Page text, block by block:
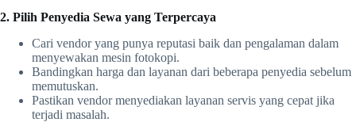
2. Pilih Penyedia Sewa yang Terpercaya
Cari vendor yang punya reputasi baik dan pengalaman dalam
menyewakan mesin fotokopi.
Bandingkan harga dan layanan dari beberapa penyedia sebelum
memutuskan.
Pastikan vendor menyediakan layanan servis yang cepat jika
terjadi masalah.